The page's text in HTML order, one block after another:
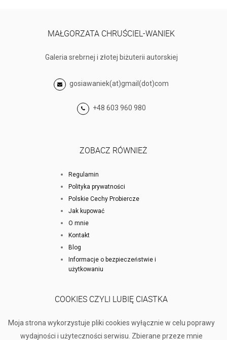
MAŁGORZATA CHRUŚCIEL-WANIEK
Galeria srebrnej i złotej biżuterii autorskiej
gosiawaniek(at)gmail(dot)com
+48 603 960 980
ZOBACZ RÓWNIEŻ
Regulamin
Polityka prywatności
Polskie Cechy Probiercze
Jak kupować
O mnie
Kontakt
Blog
Informacje o bezpieczeństwie i
użytkowaniu
COOKIES CZYLI LUBIĘ CIASTKA
Moja strona wykorzystuje pliki cookies wyłącznie w celu poprawy
wydajności i użyteczności serwisu. Zbierane przeze mnie